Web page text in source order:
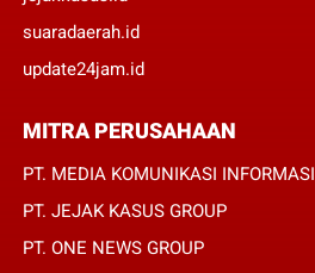
suaradaerah.id
update24jam.id
MITRA PERUSAHAAN
PT. MEDIA KOMUNIKASI INFORMASI
PT. JEJAK KASUS GROUP
PT. ONE NEWS GROUP